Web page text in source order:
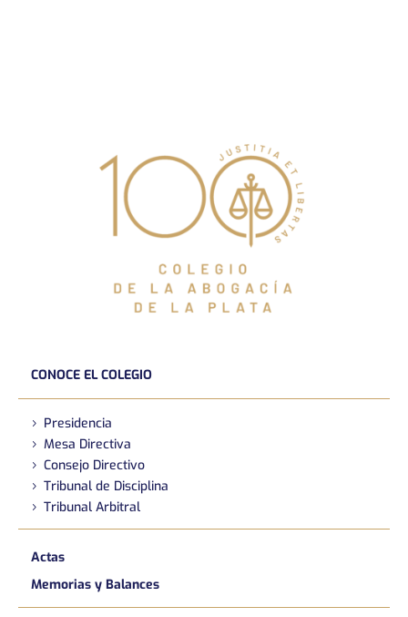
CONOCE EL COLEGIO
Presidencia
Mesa Directiva
Consejo Directivo
Tribunal de Disciplina
Tribunal Arbitral
Actas
Memorias y Balances